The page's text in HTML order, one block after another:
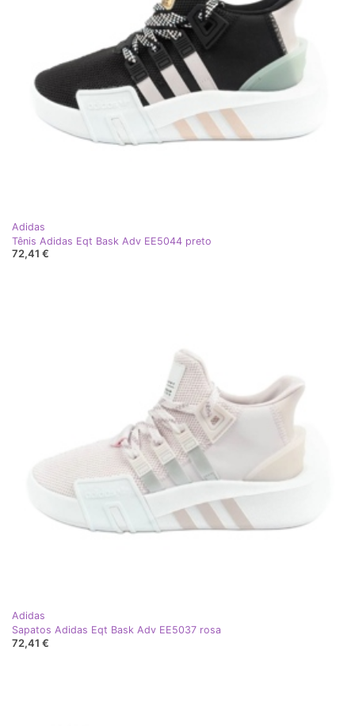
Adidas
Tênis Adidas Eqt Bask Adv EE5044 preto
72,41 €
Adidas
Sapatos Adidas Eqt Bask Adv EE5037 rosa
72,41 €